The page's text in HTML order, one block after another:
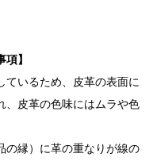
】
ているため、皮革の表面に
、皮革の色味にはムラや色
の縁）に革の重なりが線の